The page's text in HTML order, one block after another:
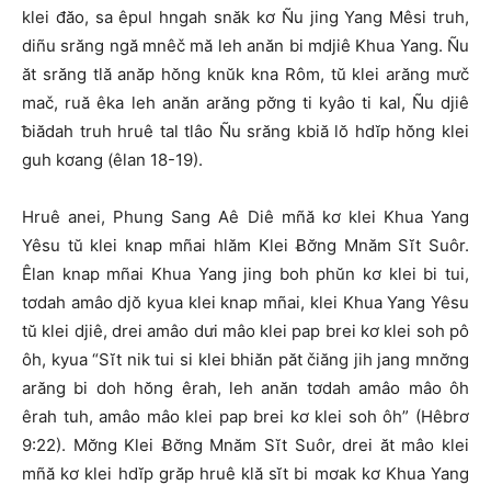
klei đăo, sa êpul hngah snăk kơ Ñu jing Yang Mêsi truh,
diñu srăng ngă mnêč mă leh anăn bi mdjiê Khua Yang. Ñu
ăt srăng tlă anăp hŏng knŭk kna Rôm, tŭ klei arăng mưč
mač, ruă êka leh anăn arăng pơ̆ng ti kyâo ti kal, Ñu djiê
ƀiădah truh hruê tal tlâo Ñu srăng kbiă lŏ hdĭp hŏng klei
guh kơang (êlan 18-19).
Hruê anei, Phung Sang Aê Diê mñă kơ klei Khua Yang
Yêsu tŭ klei knap mñai hlăm Klei Ƀơ̆ng Mnăm Sĭt Suôr.
Êlan knap mñai Khua Yang jing boh phŭn kơ klei bi tui,
tơdah amâo djŏ kyua klei knap mñai, klei Khua Yang Yêsu
tŭ klei djiê, drei amâo dưi mâo klei pap brei kơ klei soh pô
ôh, kyua “Sĭt nik tui si klei bhiăn păt čiăng jih jang mnơ̆ng
arăng bi doh hŏng êrah, leh anăn tơdah amâo mâo ôh
êrah tuh, amâo mâo klei pap brei kơ klei soh ôh” (Hêbrơ
9:22). Mơ̆ng Klei Ƀơ̆ng Mnăm Sĭt Suôr, drei ăt mâo klei
mñă kơ klei hdĭp grăp hruê klă sĭt bi mơak kơ Khua Yang